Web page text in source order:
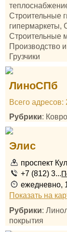
Строительные
гипермаркеты,
Строительные
Производство
Грузчики
ЛиноСПб
Всего адресов:
Рубрики:
Элис
проспект
+7 (812) 3...
ежедневно,
Показать на
Рубрики:
покрытия